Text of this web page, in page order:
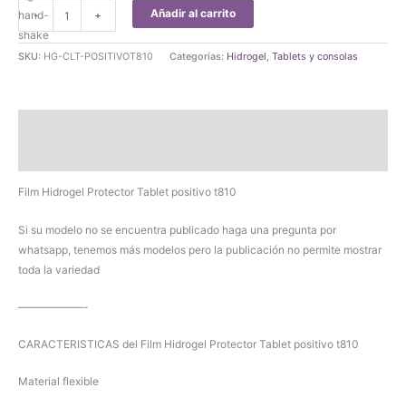
-
Film
Hidrogel
Protector
t810
+ Añadir al carrito
SKU: HG-CLT-POSITIVOT810 Categorías: Hidrogel , Tablets y consolas
Film Hidrogel Protector Tablet positivo t810
Si su modelo no se encuentra publicado haga una pregunta por
whatsapp, tenemos más modelos pero la publicación no permite mostrar
toda la variedad
——————-
CARACTERISTICAS del Film Hidrogel Protector Tablet positivo t810
Material flexible